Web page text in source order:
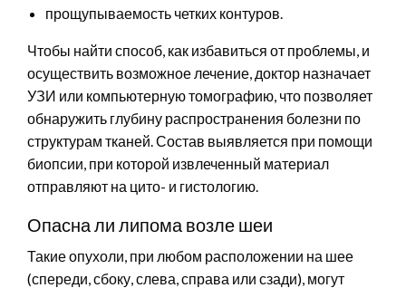
прощупываемость четких контуров.
Чтобы найти способ, как избавиться от проблемы, и
осуществить возможное лечение, доктор назначает
УЗИ или компьютерную томографию, что позволяет
обнаружить глубину распространения болезни по
структурам тканей. Состав выявляется при помощи
биопсии, при которой извлеченный материал
отправляют на цито- и гистологию.
Опасна ли липома возле шеи
Такие опухоли, при любом расположении на шее
(спереди, сбоку, слева, справа или сзади), могут